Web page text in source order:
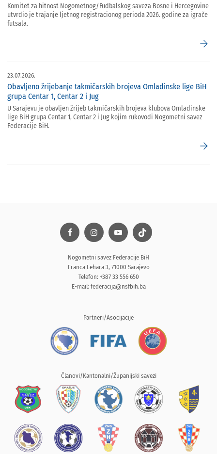
Komitet za hitnost Nogometnog/Fudbalskog saveza Bosne i Hercegovine
utvrdio je trajanje ljetnog registracionog perioda 2026. godine za igrače
futsala.
arrow_forward
23.07.2026.
Obavljeno žrijebanje takmičarskih brojeva Omladinske lige BiH
grupa Centar 1, Centar 2 i Jug
U Sarajevu je obavljen žrijeb takmičarskih brojeva klubova Omladinske
lige BiH grupa Centar 1, Centar 2 i Jug kojim rukovodi Nogometni savez
Federacije BiH.
arrow_forward
Nogometni savez Federacije BiH
Franca Lehara 3, 71000 Sarajevo
Telefon: +387 33 556 650
E-mail: federacija@nsfbih.ba
Partneri/Asocijacije
Članovi/Kantonalni/Županijski savezi